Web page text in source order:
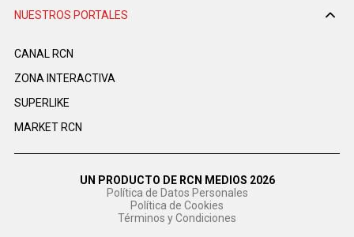
NUESTROS PORTALES
CANAL RCN
ZONA INTERACTIVA
SUPERLIKE
MARKET RCN
UN PRODUCTO DE RCN MEDIOS 2026
Política de Datos Personales
Política de Cookies
Términos y Condiciones